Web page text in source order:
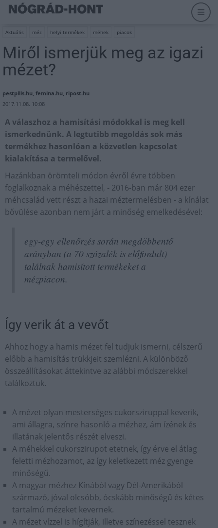
Aktuális méz helyi termékek méhek piacok
Miről ismerjük meg az igazi
mézet?
pestpilis.hu, femina.hu, ripost.hu
2017.11.08. 10:08
A válaszhoz a hamisítási módokkal is meg kell
ismerkednünk. A legtutibb megoldás sok más
termékhez hasonlóan a közvetlen kapcsolat
kialakítása a termelővel.
Hazánkban örömteli módon évről évre többen
foglalkoznak a méhészettel, - 2016-ban már 804 ezer
méhcsalád vett részt a hazai méztermelésben - a kínálat
bővülése azonban nem járt a minőség emelkedésével:
egy-egy ellenőrzés során megdöbbentő
arányban (a 70 százalék is előfordult)
találnak hamisított termékeket a
mézpiacon.
Így verik át a vevőt
Ahhoz hogy a hamis mézet fel tudjuk ismerni, célszerű
előbb a hamisítás trükkjeit szemlézni. A különböző
összeállításokat áttekintve az alábbi módszerekkel
találkoztuk.
A mézet olyan mesterséges cukorsziruppal keverik,
ami állagra, színre hasonló a mézhez, ám ízének és
illatának jelentős részét elveszi.
A méhekkel cukorszirupot etetnek, így érve el átlag
feletti mézhozamot, az így keletkezett méz gyenge
minőségű.
A magyar mézhez Kínából vagy Dél-Amerikából
származó, jóval olcsóbb, ócskább minőségű és kétes
tartalmú mézeket kevernek.
A mézet vízzel is hígítják, illetve színezéssel tesznek